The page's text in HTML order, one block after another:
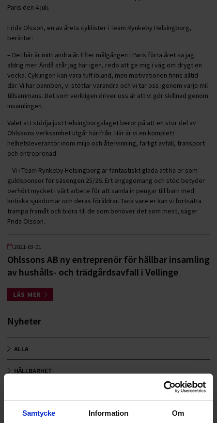
Samtycke Information Om
Paris den 4 juli.
Frida Olsson, en av årets cyklister i Team Rynkeby Helsingborg,
berättar:
– Det här är mitt andra år. Efter målgången i Paris förra året sa jag:
aldrig mer. Ändå står jag här igen, redo att ge mig i väg om drygt en
vecka. Cyklingen kan vara tuff ibland, men motivationen finns alltid
där. Vi har pannben, vi stöttar varandra och vi tar oss igenom varje mil
tillsammans. Det som verkligen driver oss är att vi gör skillnad genom
insamlingen.
Valet att stödja just Helsingborgslaget beror på att en stor del av
Ohlssons verksamhet utgår härifrån. Här är vi en komplett
helhetsleverantör inom miljö och återvinning, farligt avfall, transport
och entreprenad.
– Vi i Team Rynkeby Helsingborg är fantastiskt glada att ha er som
guldsponsor för säsongen 25/26. Ert engagemang och stöd betyder
oerhört mycket i vårt arbete för att samla in pengar till barn med
kritiska sjukdomar och deras föräldrar. Tack vare er kan vi fortsätta
trampa framåt och bidra till de som behöver det som mest, säger
Frida Olsson.
2021-03-01
Ohlssons AB ny entreprenör för hållbar insamling
av hushålls- och trädgårdsavfall i Vellinge
LÄS MER
Nyheter
ALLA
HÅLLBARHET
NYA UPPDRAG